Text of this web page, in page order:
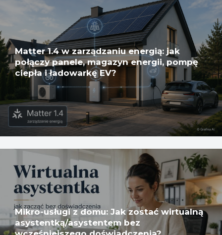
Matter 1.4 w zarządzaniu energią: jak
połączy panele, magazyn energii, pompę
ciepła i ładowarkę EV?
Mikro-usługi z domu: Jak zostać wirtualną
asystentką/asystentem bez